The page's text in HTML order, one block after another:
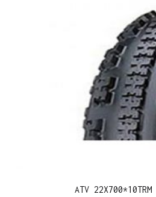
ATV 22X700*10TRM